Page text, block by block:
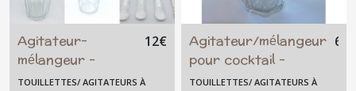
Agitateur-
mélangeur -
cocktail -
12€
TOUILLETTES/ AGITATEURS À
Agitateur/mélangeur
pour cocktail -
"J'peux pas, j'ai
6
TOUILLETTES/ AGITATEURS À